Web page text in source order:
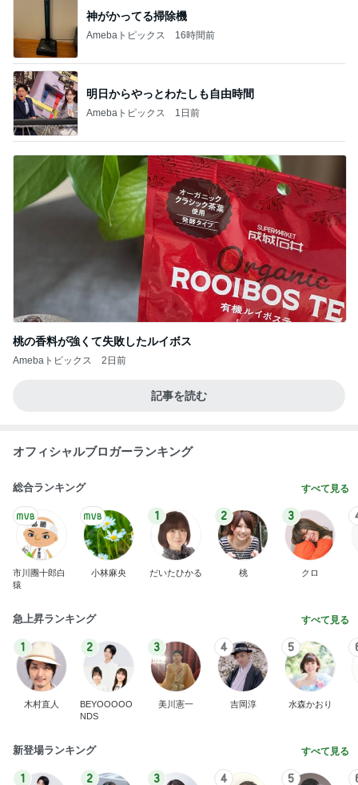
神がかってる掃除機
Amebaトピックス 16時間前
明日からやっとわたしも自由時間
Amebaトピックス 1日前
桃の香料が強くて失敗したルイボス
Amebaトピックス 2日前
記事を読む
オフィシャルブロガーランキング
総合ランキング すべて見る
市川團十郎白
猿
小林麻央
1
だいたひかる
2
桃
3
クロ
急上昇ランキング すべて見る
1
木村直人
2
BEYOOOOO
NDS
3
美川憲一
4
吉岡淳
5
水森かおり
新登場ランキング すべて見る
1 2 3 4 5